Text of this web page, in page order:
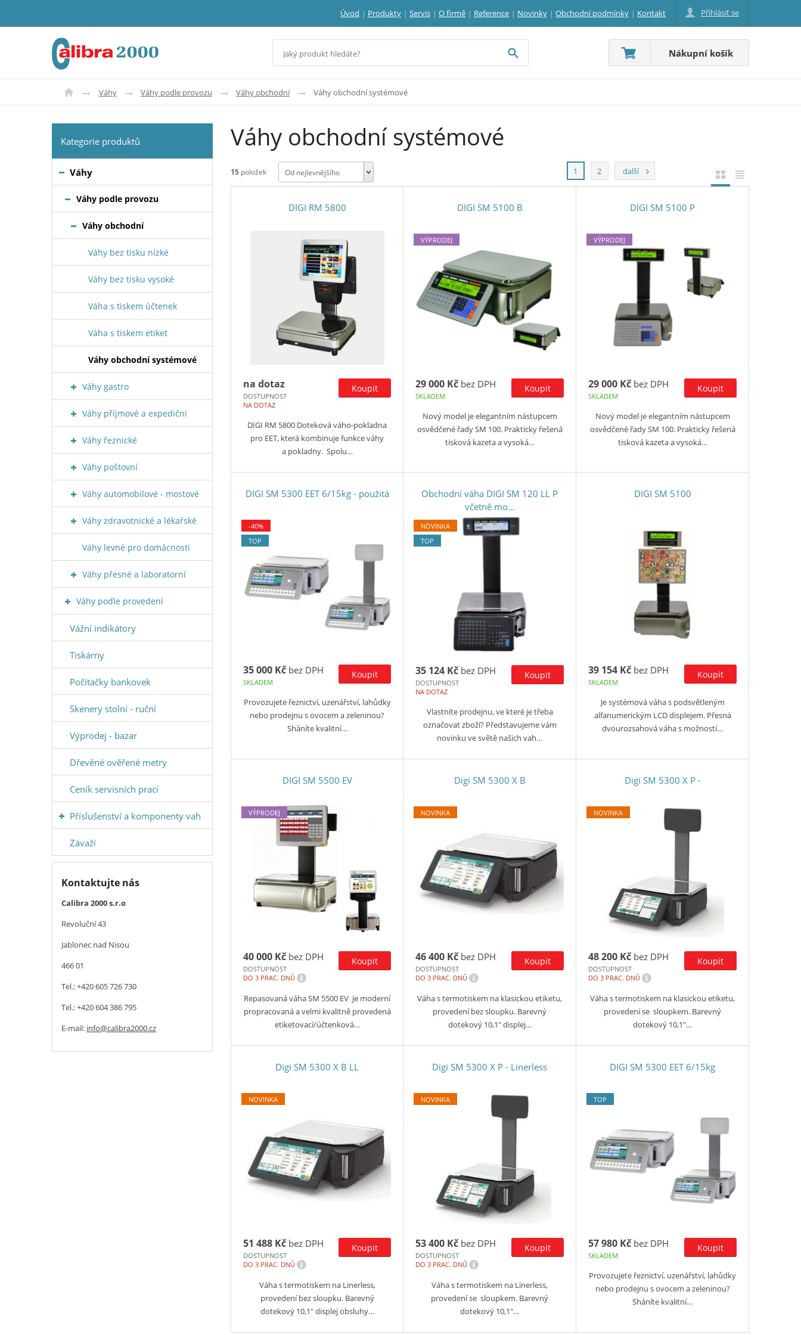
Úvod Produkty Servis O firmě Reference Novinky Obchodní podmínky Kontakt Přihlásit se
Nákupní košík
Váhy Váhy podle provozu Váhy obchodní Váhy obchodní systémové
Váhy obchodní systémové
15 položek Od nejlevnějšího 1 2 další
DIGI RM 5800
na dotaz
DOSTUPNOST
NA DOTAZ
DIGI RM 5800 Doteková váho-pokladna
pro EET, která kombinuje funkce váhy
a pokladny. Spolu…
DIGI SM 5100 B
29 000 Kč bez DPH
SKLADEM
Nový model je elegantním nástupcem
osvědčené řady SM 100. Prakticky řešená
tisková kazeta a vysoká…
VÝPRODEJ
DIGI SM 5100 P
29 000 Kč bez DPH
SKLADEM
Nový model je elegantním nástupcem
osvědčené řady SM 100. Prakticky řešená
tisková kazeta a vysoká…
VÝPRODEJ
DIGI SM 5300 EET 6/15kg - použitá
35 000 Kč bez DPH
SKLADEM
Provozujete řeznictví, uzenářství, lahůdky
nebo prodejnu s ovocem a zeleninou?
Sháníte kvalitní…
-40%
TOP
Obchodní váha DIGI SM 120 LL P
včetně mo…
35 124 Kč bez DPH
DOSTUPNOST
NA DOTAZ
Vlastníte prodejnu, ve které je třeba
označovat zboží? Představujeme vám
novinku ve světě našich vah…
NOVINKA
TOP
DIGI SM 5100
39 154 Kč bez DPH
SKLADEM
Je systémová váha s podsvětleným
alfanumerickým LCD displejem. Přesná
dvourozsahová váha s možností…
DIGI SM 5500 EV
40 000 Kč bez DPH
DOSTUPNOST
DO 3 PRAC. DNŮ
i
Repasovaná váha SM 5500 EV je moderní
propracovaná a velmi kvalitně provedená
etiketovací/účtenková…
VÝPRODEJ
Digi SM 5300 X B
46 400 Kč bez DPH
DOSTUPNOST
DO 3 PRAC. DNŮ
i
Váha s termotiskem na klasickou etiketu,
provedení bez sloupku. Barevný
dotekový 10,1″ displej…
NOVINKA
Digi SM 5300 X P -
48 200 Kč bez DPH
DOSTUPNOST
DO 3 PRAC. DNŮ
i
Váha s termotiskem na klasickou etiketu,
provedení se sloupkem. Barevný
dotekový 10,1″…
NOVINKA
Digi SM 5300 X B LL
51 488 Kč bez DPH
DOSTUPNOST
DO 3 PRAC. DNŮ
i
Váha s termotiskem na Linerless,
provedení bez sloupku. Barevný
dotekový 10,1″ displej obsluhy…
NOVINKA
Digi SM 5300 X P - Linerless
53 400 Kč bez DPH
DOSTUPNOST
DO 3 PRAC. DNŮ
i
Váha s termotiskem na Linerless,
provedení se sloupkem. Barevný
dotekový 10,1″…
NOVINKA
DIGI SM 5300 EET 6/15kg
57 980 Kč bez DPH
SKLADEM
Provozujete řeznictví, uzenářství, lahůdky
nebo prodejnu s ovocem a zeleninou?
Sháníte kvalitní…
TOP
Kategorie produktů
Váhy
Váhy podle provozu
Váhy obchodní
Váhy bez tisku nízké
Váhy bez tisku vysoké
Váha s tiskem účtenek
Váha s tiskem etiket
Váhy obchodní systémové
Váhy gastro
Váhy příjmové a expediční
Váhy řeznické
Váhy poštovní
Váhy automobilové - mostové
Váhy zdravotnické a lékařské
Váhy levné pro domácnosti
Váhy přesné a laboratorní
Váhy podle provedení
Vážní indikátory
Tiskárny
Počítačky bankovek
Skenery stolní - ruční
Výprodej - bazar
Dřevěné ověřené metry
Ceník servisních prací
Příslušenství a komponenty vah
Závaží
Kontaktujte nás
Calibra 2000 s.r.o
Revoluční 43
Jablonec nad Nisou
466 01
Tel.: +420 605 726 730
Tel.: +420 604 386 795
E-mail: info@calibra2000.cz